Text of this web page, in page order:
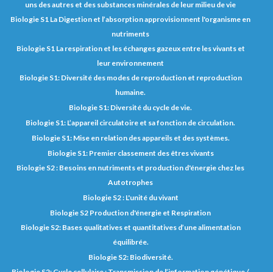
uns des autres et des substances minérales de leur milieu de vie
Biologie S1 La Digestion et l’absorption approvisionnent l'organisme en
nutriments
Biologie S1 La respiration et les échanges gazeux entre les vivants et
leur environnement
Biologie S1: Diversité des modes de reproduction et reproduction
humaine.
Biologie S1: Diversité du cycle de vie.
Biologie S1: L’appareil circulatoire et sa fonction de circulation.
Biologie S1: Mise en relation des appareils et des systèmes.
Biologie S1: Premier classement des êtres vivants
Biologie S2 : Besoins en nutriments et production d'énergie chez les
Autotrophes
Biologie S2 : L'unité du vivant
Biologie S2 Production d'énergie et Respiration
Biologie S2: Bases qualitatives et quantitatives d’une alimentation
équilibrée.
Biologie S2: Biodiversité.